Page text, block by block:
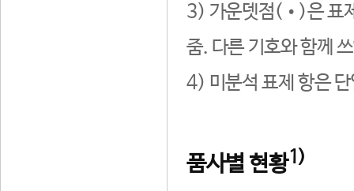
3) 가운뎃점(•)은 표
줌. 다른 기호와 함께
4) 미분석 표제 항은
품사별 현황1)